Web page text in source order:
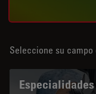
Seleccione su